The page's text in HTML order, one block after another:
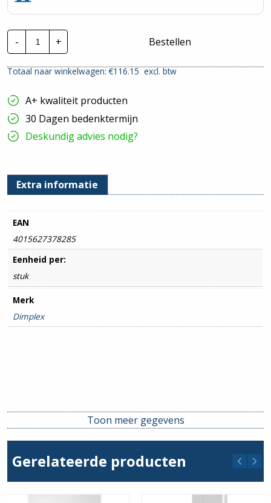
-
Dimplex
DTB-
2R
Smart
Thermostaat
hoeveelheid
+ Bestellen
Totaal naar winkelwagen: €116.15excl. btw
A+ kwaliteit producten
30 Dagen bedenktermijn
Deskundig advies nodig?
Extra informatie
EAN
4015627378285
Eenheid per:
stuk
Merk
Dimplex
Toon meer gegevens
Gerelateerde producten